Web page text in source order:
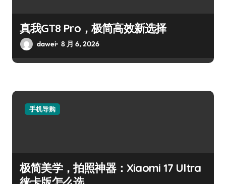
真我GT8 Pro，极简高效新选择
dawei 8 月 6, 2026
手机导购
极简美学，拍照神器：Xiaomi 17 Ultra